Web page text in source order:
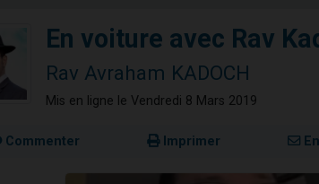
En voiture avec Rav
Rav Avraham KADOCH
Mis en ligne le Vendredi 8 Mars 2019
Commenter Imprimer